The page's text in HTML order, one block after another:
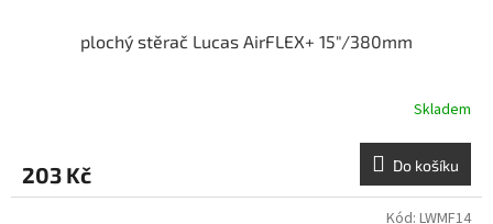
plochý stěrač Lucas AirFLEX+ 15"/380mm
Skladem
203 Kč Do košíku
Kód: LWMF14